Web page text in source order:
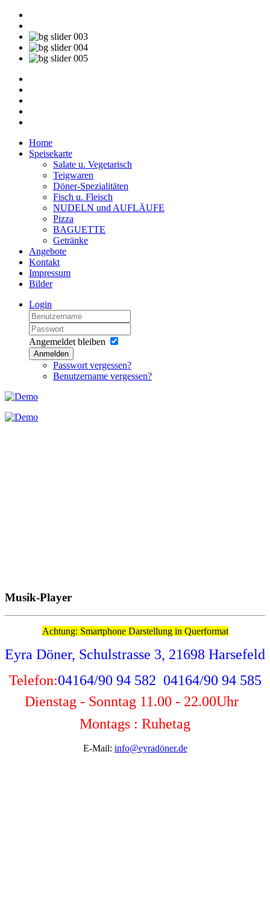
Home
Speisekarte
Salate u. Vegetarisch
Teigwaren
Döner-Spezialitäten
Fisch u. Fleisch
NUDELN und AUFLÄUFE
Pizza
BAGUETTE
Getränke
Angebote
Kontakt
Impressum
Bilder
Login
Angemeldet bleiben
Anmelden
Passwort vergessen?
Benutzername vergessen?
Musik-Player
Achtung: Smartphone Darstellung in Querformat
Eyra Döner, Schulstrasse 3, 21698 Harsefeld
Telefon:04164/90 94 582 04164/90 94 585
Dienstag - Sonntag 11.00 - 22.00Uhr
Montags : Ruhetag
E-Mail: info@eyradöner.de